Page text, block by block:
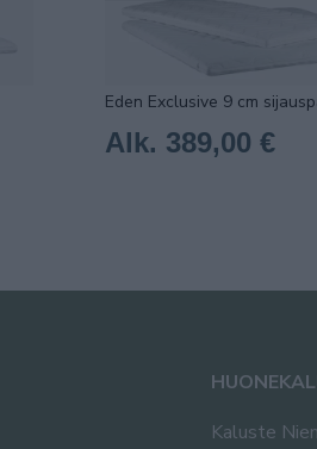
Eden Exclusive 9 cm
Alk. 389,00 €
Kaluste